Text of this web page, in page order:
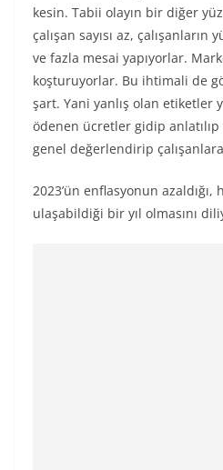
kesin. Tabii olayın bir diğer
çalışan sayısı az,
ve fazla mesai yapıyorlar.
koşturuyorlar. Bu ihtimali de
şart. Yani yanlış olan etiketler
ödenen ücretler gidip
genel değerlendirip
2023’ün enflasyonun
ulaşabildiği bir yıl olmasını